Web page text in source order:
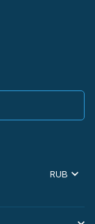
RUB